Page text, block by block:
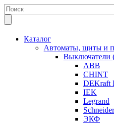
Каталог
Автоматы, щиты и
Выключатели
ABB
CHINT
DEKraft
IEK
Legrand
ЭКФ